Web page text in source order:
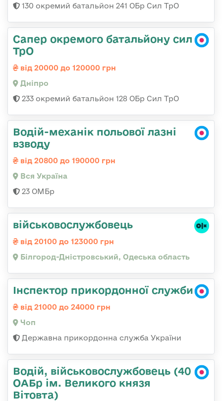
130 окремий батальйон 241 ОБр Сил ТрО
Сапер окремого батальйону сил
ТрО
від 20000 до 120000 грн
Дніпро
233 окремий батальйон 128 ОБр Сил ТрО
Водій-механік польової лазні
взводу
від 20800 до 190000 грн
Вся Україна
23 ОМБр
військовослужбовець
від 20100 до 123000 грн
Білгород-Дністровський, Одеська область
Інспектор прикордонної служби
від 21000 до 24000 грн
Чоп
Державна прикордонна служба України
Водій, військовослужбовець (40
ОАБр ім. Великого князя
Вітовта)